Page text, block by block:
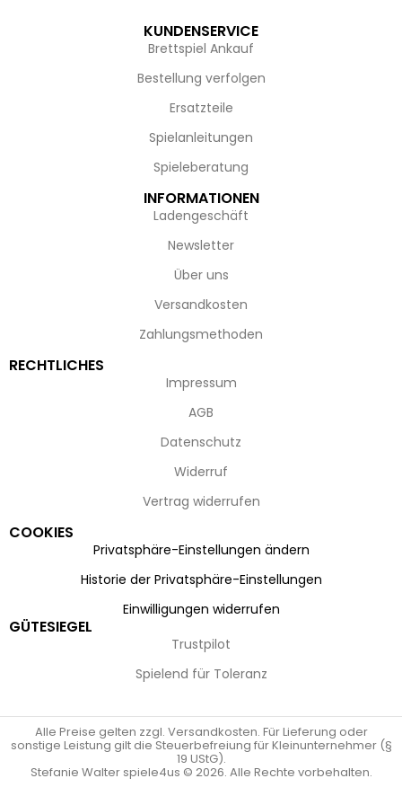
KUNDENSERVICE
Brettspiel Ankauf
Bestellung verfolgen
Ersatzteile
Spielanleitungen
Spieleberatung
INFORMATIONEN
Ladengeschäft
Newsletter
Über uns
Versandkosten
Zahlungsmethoden
RECHTLICHES
Impressum
AGB
Datenschutz
Widerruf
Vertrag widerrufen
COOKIES
Privatsphäre-Einstellungen ändern
Historie der Privatsphäre-Einstellungen
Einwilligungen widerrufen
GÜTESIEGEL
Trustpilot
Spielend für Toleranz
Alle Preise gelten zzgl. Versandkosten. Für Lieferung oder
sonstige Leistung gilt die Steuerbefreiung für Kleinunternehmer (§
19 UStG).
Stefanie Walter spiele4us © 2026. Alle Rechte vorbehalten.